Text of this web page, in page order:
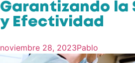
Garantizando la
y Efectividad
noviembre 28, 2023Pablo